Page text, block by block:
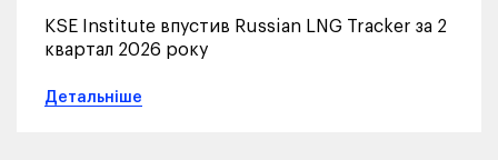
KSE Institute впустив Russian LNG Tracker за 2
квартал 2026 року
Детальніше